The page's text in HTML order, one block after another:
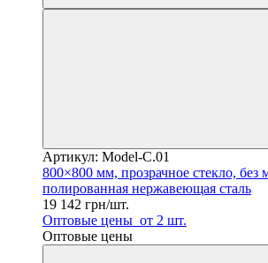
Артикул: Model-C.01
800×800 мм, прозрачное стекло,
полированная нержавеющая сталь
19 142 грн/шт.
Оптовые цены от 2 шт.
Оптовые цены